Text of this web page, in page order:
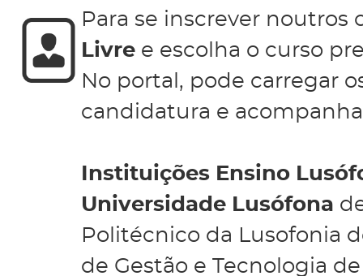
Para se inscrever noutros
Livre e escolha o curso
No portal, pode carregar
candidatura e
Instituições Ensino
Universidade Lusófona
Politécnico da Lusofonia
de Gestão e Tecnologia